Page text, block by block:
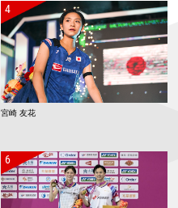
覇！
宮崎 友花